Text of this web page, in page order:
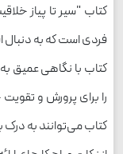
کتاب "سیر تا پیاز
فردی است که به
کتاب با نگاهی عمیق
را برای پرورش و
کتاب می‌توانند به درک